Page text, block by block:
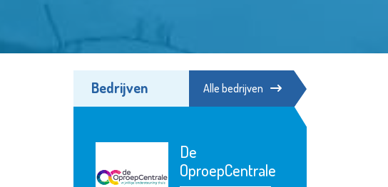
Bedrijven Alle bedrijven
De
OproepCentrale